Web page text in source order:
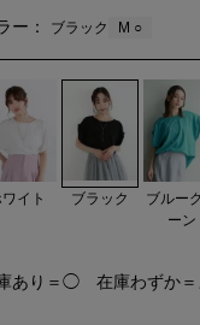
ー： ブラック M ○
イト ブラック
ブルー
ーン
あり＝◯ 在庫わずか